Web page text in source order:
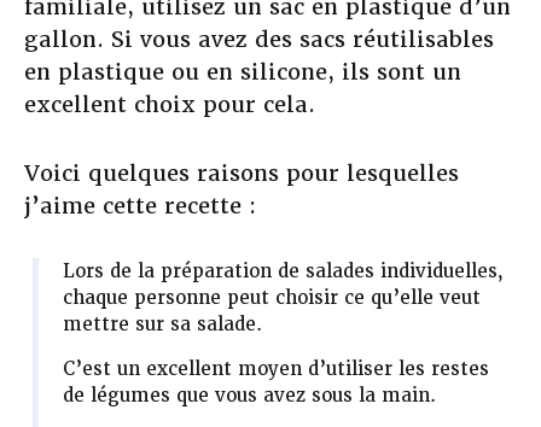
familiale, utilisez un sac en plastique d’un
gallon. Si vous avez des sacs réutilisables
en plastique ou en silicone, ils sont un
excellent choix pour cela.
Voici quelques raisons pour lesquelles
j’aime cette recette :
Lors de la préparation de salades individuelles,
chaque personne peut choisir ce qu’elle veut
mettre sur sa salade.
C’est un excellent moyen d’utiliser les restes
de légumes que vous avez sous la main.